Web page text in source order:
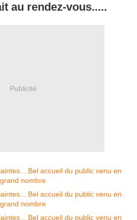
au rendez-vous.....
Publicité